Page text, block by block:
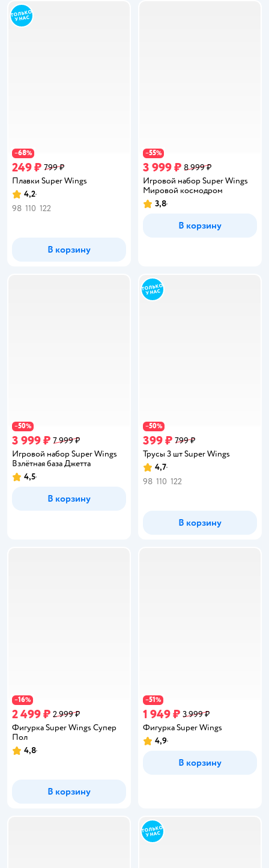
−68%
249 ₽ 799 ₽
Плавки Super Wings
Рейтинг:
4,2
98 110 122
В корзину
−55%
3 999 ₽ 8 999 ₽
Игровой набор Super Wings
Мировой космодром
Рейтинг:
3,8
В корзину
−50%
3 999 ₽ 7 999 ₽
Игровой набор Super Wings
Взлётная база Джетта
Рейтинг:
4,5
В корзину
−50%
399 ₽ 799 ₽
Трусы 3 шт Super Wings
Рейтинг:
4,7
98 110 122
В корзину
−16%
2 499 ₽ 2 999 ₽
Фигурка Super Wings Супер
Пол
Рейтинг:
4,8
В корзину
−51%
1 949 ₽ 3 999 ₽
Фигурка Super Wings
Рейтинг:
4,9
В корзину